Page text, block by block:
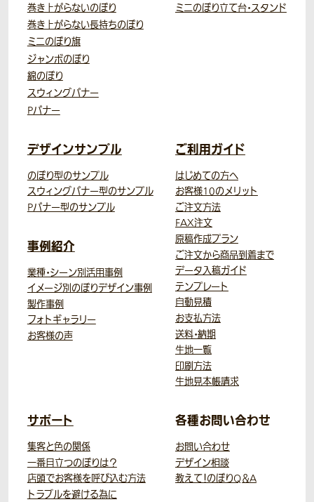
巻き上がらないのぼり
巻き上がらない長持ちのぼり
ミニのぼり旗
ジャンボのぼり
綿のぼり
スウィングバナー
Pバナー
ミニのぼり立て台・スタンド
デザインサンプル
のぼり型のサンプル
スウィングバナー型のサンプル
Pバナー型のサンプル
事例紹介
業種・シーン別活用事例
イメージ別のぼりデザイン事例
製作事例
フォトギャラリー
お客様の声
ご利用ガイド
はじめての方へ
お客様10のメリット
ご注文方法
FAX注文
原稿作成プラン
ご注文から商品到着まで
データ入稿ガイド
テンプレート
自動見積
お支払方法
送料・納期
生地一覧
印刷方法
生地見本帳請求
サポート
集客と色の関係
一番目立つのぼりは？
店頭でお客様を呼び込む方法
トラブルを避ける為に
各種お問い合わせ
お問い合わせ
デザイン相談
教えて！のぼりQ＆A